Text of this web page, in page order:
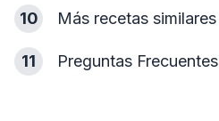
10 Más recetas similares
11 Preguntas Frecuentes